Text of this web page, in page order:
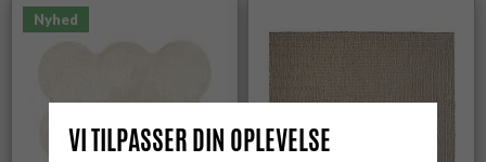
Nyhed
VI TILPASSER DIN OPLEVELSE